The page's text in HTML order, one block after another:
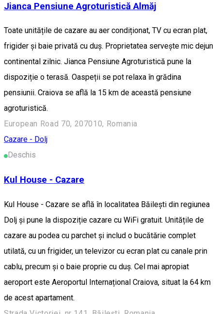
Jianca Pensiune Agroturistică Almăj
Toate unitățile de cazare au aer condiționat, TV cu ecran plat,
frigider și baie privată cu duș. Proprietatea servește mic dejun
continental zilnic. Jianca Pensiune Agroturistică pune la
dispoziție o terasă. Oaspeții se pot relaxa în grădina
pensiunii. Craiova se află la 15 km de această pensiune
agroturistică.
European Road 70, 207010, Romania
Cazare - Dolj
Deschis
Kul House - Cazare
Kul House - Cazare se află în localitatea Băileşti din regiunea
Dolj și pune la dispoziție cazare cu WiFi gratuit. Unitățile de
cazare au podea cu parchet și includ o bucătărie complet
utilată, cu un frigider, un televizor cu ecran plat cu canale prin
cablu, precum și o baie proprie cu duș. Cel mai apropiat
aeroport este Aeroportul Internațional Craiova, situat la 64 km
de acest apartament.